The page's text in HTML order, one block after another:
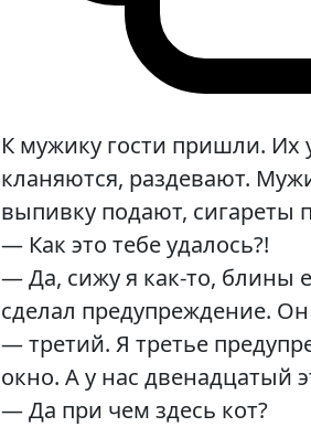
К мужику гости пришли. Их
кланяются, раздевают.
выпивку подают, сигареты
— Как это тебе удалось?!
— Да, сижу я как-то, блины
сделал предупреждение.
— третий. Я третье
окно. А у нас двенадцатый
— Да при чем здесь кот?